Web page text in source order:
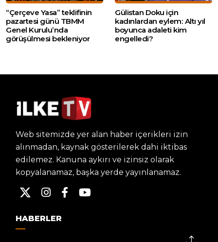
“Çerçeve Yasa” teklifinin
pazartesi günü TBMM
Genel Kurulu’nda
görüşülmesi bekleniyor
Gülistan Doku için
kadınlardan eylem: Altı yıl
boyunca adaleti kim
engelledi?
Web sitemizde yer alan haber içerikleri izin
alınmadan, kaynak gösterilerek dahi iktibas
edilemez. Kanuna aykırı ve izinsiz olarak
kopyalanamaz, başka yerde yayınlanamaz.
HABERLER